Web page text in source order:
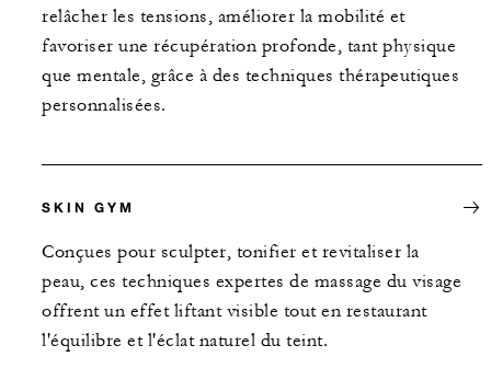
relâcher les tensions, améliorer la mobilité et
favoriser une récupération profonde, tant physique
que mentale, grâce à des techniques thérapeutiques
personnalisées.
SKIN GYM
Conçues pour sculpter, tonifier et revitaliser la
peau, ces techniques expertes de massage du visage
offrent un effet liftant visible tout en restaurant
l'équilibre et l'éclat naturel du teint.